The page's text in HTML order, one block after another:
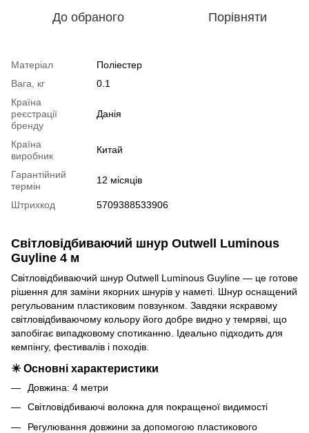
До обраного Порівняти
Матеріал
Поліестер
Вага, кг
0.1
Країна
реєстрації
бренду
Данія
Країна
виробник
Китай
Гарантійний
термін
12 місяців
Штрихкод 5709388533906
Світловідбиваючий шнур Outwell Luminous
Guyline 4 м
Світловідбиваючий шнур Outwell Luminous Guyline — це готове
рішення для заміни якорних шнурів у наметі. Шнур оснащений
регульованим пластиковим повзунком. Завдяки яскравому
світловідбиваючому кольору його добре видно у темряві, що
запобігає випадковому спотиканню. Ідеально підходить для
кемпінгу, фестивалів і походів.
✴️ Основні характеристики
Довжина: 4 метри
Світловідбиваючі волокна для покращеної видимості
Регулювання довжини за допомогою пластикового